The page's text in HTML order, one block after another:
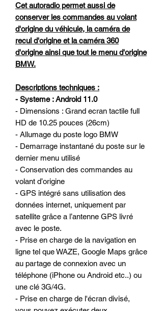
Cet autoradio permet aussi de
conserver les commandes au volant
d'origine du véhicule, la caméra de
recul d'origine et la caméra 360
d'origine ainsi que tout le menu d'origine
BMW.
Descriptions techniques :
- Systeme : Android 11.0
- Dimensions : Grand ecran tactile full
HD de 10.25 pouces (26cm)
- Allumage du poste logo BMW
- Demarrage instantané du poste sur le
dernier menu utilisé
- Conservation des commandes au
volant d’origine
- GPS intégré sans utilisation des
données internet, uniquement par
satellite grâce a l’antenne GPS livré
avec le poste.
- Prise en charge de la navigation en
ligne tel que WAZE, Google Maps grâce
au partage de connexion avec un
téléphone (iPhone ou Android etc..) ou
une clé 3G/4G.
- Prise en charge de l'écran divisé,